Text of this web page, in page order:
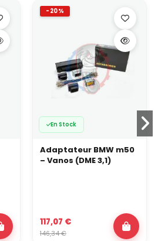
-20%
En Stock
Adaptateur BMW m50
– Vanos (DME 3,1)
117,07 €
146,34 €